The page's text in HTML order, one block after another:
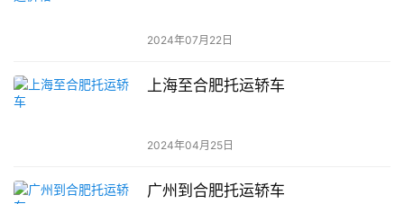
2024年07月22日
上海至合肥托运轿车
2024年04月25日
广州到合肥托运轿车